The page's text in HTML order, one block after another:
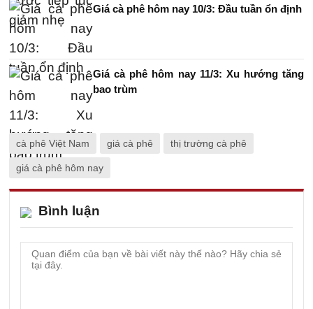
Giá cà phê hôm nay 10/3: Đầu tuần ổn định
Giá cà phê hôm nay 11/3: Xu hướng tăng
bao trùm
cà phê Việt Nam giá cà phê thị trường cà phê
giá cà phê hôm nay
Bình luận